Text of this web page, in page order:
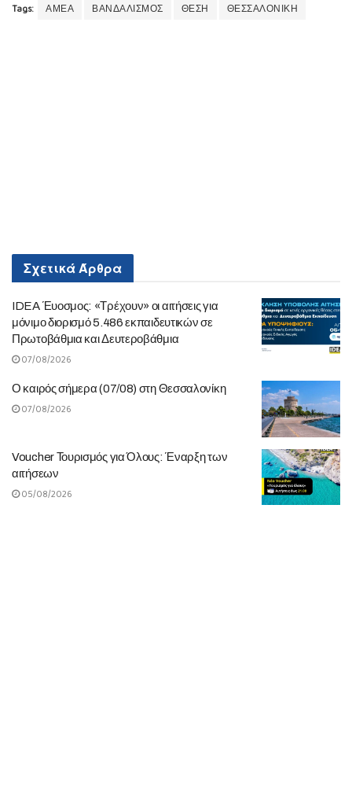
Tags: ΑΜΕΑ ΒΑΝΔΑΛΙΣΜΟΣ ΘΕΣΗ ΘΕΣΣΑΛΟΝΙΚΗ
ΣχετικάΆρθρα
IDEA Έυοσμος: «Τρέχουν» οι αιτήσεις για
μόνιμο διορισμό 5.486 εκπαιδευτικών σε
Πρωτοβάθμια και Δευτεροβάθμια
07/08/2026
Ο καιρός σήμερα (07/08) στη Θεσσαλονίκη
07/08/2026
Voucher Τουρισμός για Όλους: Έναρξη των
αιτήσεων
05/08/2026